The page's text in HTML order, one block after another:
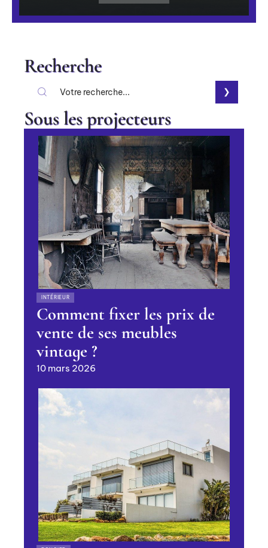
Recherche
Sous les projecteurs
INTÉRIEUR
Comment fixer les prix de
vente de ses meubles
vintage ?
10 mars 2026